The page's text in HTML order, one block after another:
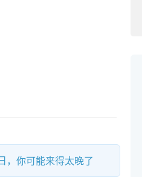
，你可能来得太晚了